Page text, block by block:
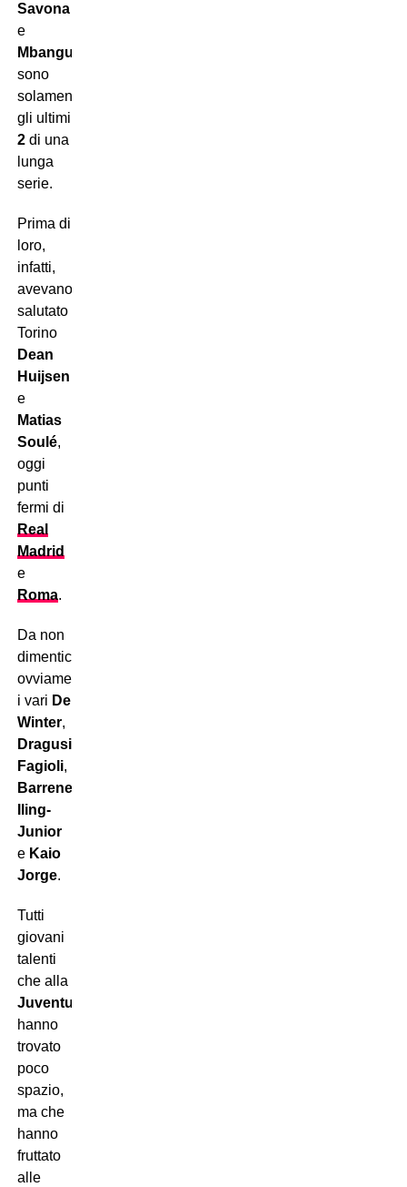
Savona
e
Mbangula
sono
solamente
gli ultimi
2 di una
lunga
serie.
Prima di
loro,
infatti,
avevano
salutato
Torino
Dean
Huijsen
e
Matias
Soulé,
oggi
punti
fermi di
Real
Madrid
e
Roma.
Da non
dimenticare,
ovviamente,
i vari De
Winter,
Dragusin
Fagioli,
Barrenechea
Iling-
Junior
e Kaio
Jorge.
Tutti
giovani
talenti
che alla
Juventus
hanno
trovato
poco
spazio,
ma che
hanno
fruttato
alle